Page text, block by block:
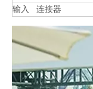
输入 连接器